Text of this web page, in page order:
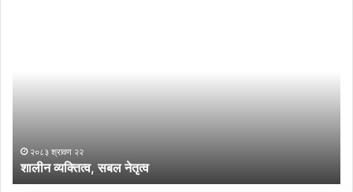
२०८३ श्रावण २२
शालीन व्यक्तित्व, सबल नेतृत्व